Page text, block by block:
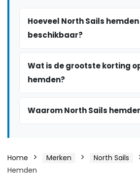
Hoeveel North Sails hemden
beschikbaar?
Wat is de grootste korting
hemden?
Waarom North Sails
Home Merken North Sails
Hemden